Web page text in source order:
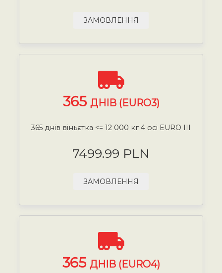
ЗАМОВЛЕННЯ
365 ДНІВ (EURO3)
365 днів віньєтка <= 12 000 кг 4 осі EURO III
7499.99 PLN
ЗАМОВЛЕННЯ
365 ДНІВ (EURO4)